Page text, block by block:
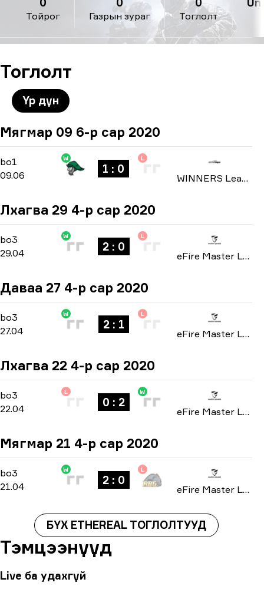
Тойрог Газрын зураг Тоглолт
Тоглолт
Үр дүн
Мягмар 09 6-р сар 2020
bo1 Group Stage-
bo1
09.06
W
1 : 0
L
WINNERS League: North America Invite Division season 4 2020
Лхагва 29 4-р сар 2020
bo3 -bo3
29.04
W
2 : 0
L
eFire Master League: North America season 2 2020
Даваа 27 4-р сар 2020
bo3 -bo3
27.04
W
2 : 1
L
eFire Master League: North America season 2 2020
Лхагва 22 4-р сар 2020
bo3 -bo3
22.04
L
0 : 2
W
eFire Master League: North America season 2 2020
Мягмар 21 4-р сар 2020
bo3 -bo3
21.04
W
2 : 0
L
eFire Master League: North America season 2 2020
БҮХ ETHEREAL ТОГЛОЛТУУД
Тэмцээнүүд
Live ба удахгүй